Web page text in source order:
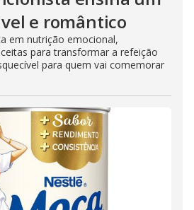
e romântico
em nutrição emocional,
para transformar a refeição
para quem vai comemorar